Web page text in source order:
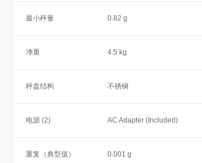
最小秤量 0.82 g
净重 4.5 kg
秤盘结构 不锈钢
电源 (2) AC Adapter (Included)
重复（典型值） 0.001 g